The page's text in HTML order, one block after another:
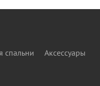
спальни Аксессуары